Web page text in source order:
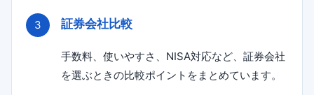
証券会社比較
手数料、使いやすさ、NISA対応など、証券会社
を選ぶときの比較ポイントをまとめています。